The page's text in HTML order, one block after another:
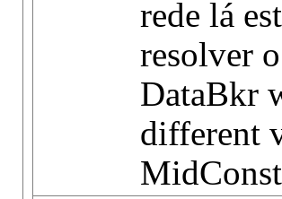
rede lá
resolver
DataBkr
different